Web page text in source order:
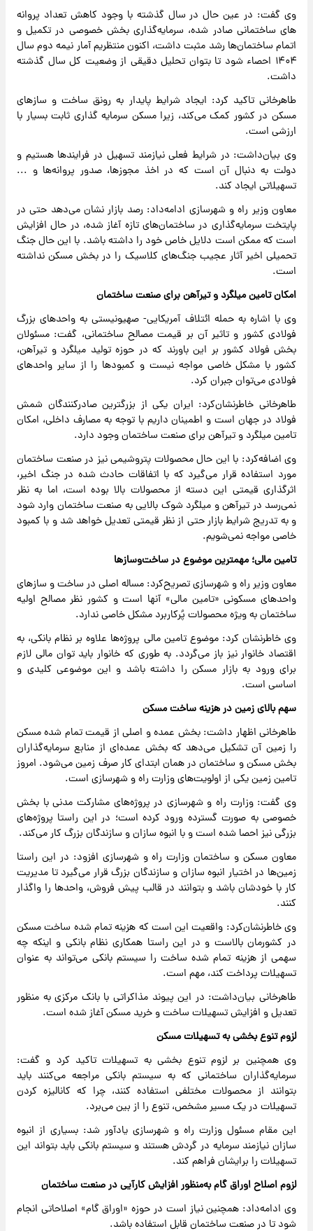
وی گفت: در عین حال در سال گذشته با وجود کاهش تعداد پروانه
های ساختمانی صادر شده، سرمایه‌گذاری بخش خصوصی در تکمیل و
اتمام ساختمان‌ها رشد مثبت داشت، اکنون منتظریم آمار نیمه دوم سال
۱۴۰۴ احصاء شود تا بتوان تحلیل دقیقی از وضعیت کل سال گذشته
داشت.
طاهرخانی تاکید کرد: ایجاد شرایط پایدار به رونق ساخت و سازهای
مسکن در کشور کمک می‌کند، زیرا مسکن سرمایه گذاری ثابت بسیار با
ارزشی است.
وی بیان‌داشت: در شرایط فعلی نیازمند تسهیل در فرایندها هستیم و
دولت به دنبال آن است که در اخذ مجوزها، صدور پروانه‌ها و ...
تسهیلاتی ایجاد کند.
معاون وزیر راه و شهرسازی ادامه‌داد: رصد بازار نشان می‌دهد حتی در
پایتخت سرمایه‌گذاری در ساختمان‌های تازه آغاز شده، در حال افزایش
است که ممکن است دلایل خاص خود را داشته باشد. با این حال جنگ
تحمیلی اخیر آثار عجیب جنگ‌های کلاسیک را در بخش مسکن نداشته
است.
امکان تامین میلگرد و تیرآهن برای صنعت ساختمان
وی با اشاره به حمله ائتلاف آمریکایی- صهیونیستی به واحدهای بزرگ
فولادی کشور و تاثیر آن بر قیمت مصالح ساختمانی، گفت: مسئولان
بخش فولاد کشور بر این باورند که در حوزه تولید میلگرد و تیرآهن،
کشور با مشکل خاصی مواجه نیست و کمبودها را از سایر واحدهای
فولادی می‌توان جبران کرد.
طاهرخانی خاطرنشان‌کرد: ایران یکی از بزرگترین صادرکنندگان شمش
فولاد در جهان است و اطمینان داریم با توجه به مصارف داخلی، امکان
تامین میلگرد و تیرآهن برای صنعت ساختمان وجود دارد.
وی اضافه‌کرد: با این حال محصولات پتروشیمی نیز در صنعت ساختمان
مورد استفاده قرار می‌گیرد که با اتفاقات حادث شده در جنگ اخیر،
اثرگذاری قیمتی این دسته از محصولات بالا بوده است، اما به نظر
نمی‌رسد در تیرآهن و میلگرد شوک بالایی به صنعت ساختمان وارد شود
و به تدریج شرایط بازار حتی از نظر قیمتی تعدیل خواهد شد و با کمبود
خاصی مواجه نمی‌شویم.
تامین مالی؛ مهمترین موضوع در ساخت‌وسازها
معاون وزیر راه و شهرسازی تصریح‌کرد: مساله اصلی در ساخت و سازهای
واحدهای مسکونی «تامین مالی» آنها است و کشور نظر مصالح اولیه
ساختمان به ویژه محصولات پُرکاربرد مشکل خاصی ندارد.
وی خاطرنشان کرد: موضوع تامین مالی پروژه‌ها علاوه بر نظام بانکی، به
اقتصاد خانوار نیز باز می‌گردد. به طوری که خانوار باید توان مالی لازم
برای ورود به بازار مسکن را داشته باشد و این موضوعی کلیدی و
اساسی است.
سهم بالای زمین در هزینه ساخت مسکن
طاهرخانی اظهار داشت: بخش عمده و اصلی از قیمت تمام شده مسکن
را زمین آن تشکیل می‌دهد که بخش عمده‌ای از منابع سرمایه‌گذاران
بخش مسکن و ساختمان در همان ابتدای کار صرف زمین می‌شود. امروز
تامین زمین یکی از اولویت‌های وزارت راه و شهرسازی است.
وی گفت: وزارت راه و شهرسازی در پروژه‌های مشارکت مدنی با بخش
خصوصی به صورت گسترده ورود کرده است؛ در این راستا پروژه‌های
بزرگی نیز احصا شده است و با انبوه سازان و سازندگان بزرگ کار می‌کند.
معاون مسکن و ساختمان وزارت راه و شهرسازی افزود: در این راستا
زمین‌ها در اختیار انبوه سازان و سازندگان بزرگ قرار می‌گیرد تا مدیریت
کار با خودشان باشد و بتوانند در قالب پیش فروش، واحدها را واگذار
کنند.
وی خاطرنشان‌کرد: واقعیت این است که هزینه تمام شده ساخت مسکن
در کشورمان بالاست و در این راستا همکاری نظام بانکی و اینکه چه
سهمی از هزینه تمام شده ساخت را سیستم بانکی می‌تواند به عنوان
تسهیلات پرداخت کند، مهم است.
طاهرخانی بیان‌داشت: در این پیوند مذاکراتی با بانک مرکزی به منظور
تعدیل و افزایش تسهیلات ساخت و خرید مسکن آغاز شده است.
لزوم تنوع بخشی به تسهیلات مسکن
وی همچنین بر لزوم تنوع بخشی به تسهیلات تاکید کرد و گفت:
سرمایه‌گذاران ساختمانی که به سیستم بانکی مراجعه می‌کنند باید
بتوانند از محصولات مختلفی استفاده کنند، چرا که کانالیزه کردن
تسهیلات در یک مسیر مشخص، تنوع را از بین می‌برد.
این مقام مسئول وزارت راه و شهرسازی یادآور شد: بسیاری از انبوه
سازان نیازمند سرمایه در گردش هستند و سیستم بانکی باید بتواند این
تسهیلات را برایشان فراهم کند.
لزوم اصلاح اوراق گام به‌منظور افزایش کارآیی در صنعت ساختمان
وی ادامه‌داد: همچنین نیاز است در حوزه «اوراق گام» اصلاحاتی انجام
شود تا در صنعت ساختمان قابل استفاده باشد.